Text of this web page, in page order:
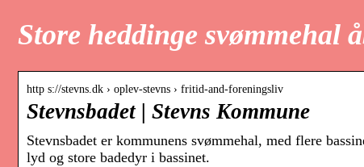
Store heddinge svømmehal
http s://stevns.dk › oplev-stevns › fritid-and-foreningsliv
Stevnsbadet | Stevns Kommune
Stevnsbadet er kommunens svømmehal, med flere
lyd og store badedyr i bassinet.